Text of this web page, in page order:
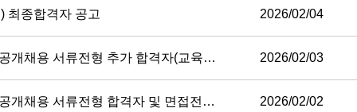
최종합격자 공고 2026/02/04
서류전형 추가 합격자(교육연수실) 공지 2026/02/03
류전형 합격자 및 면접전형 일정 공고 2026/02/02